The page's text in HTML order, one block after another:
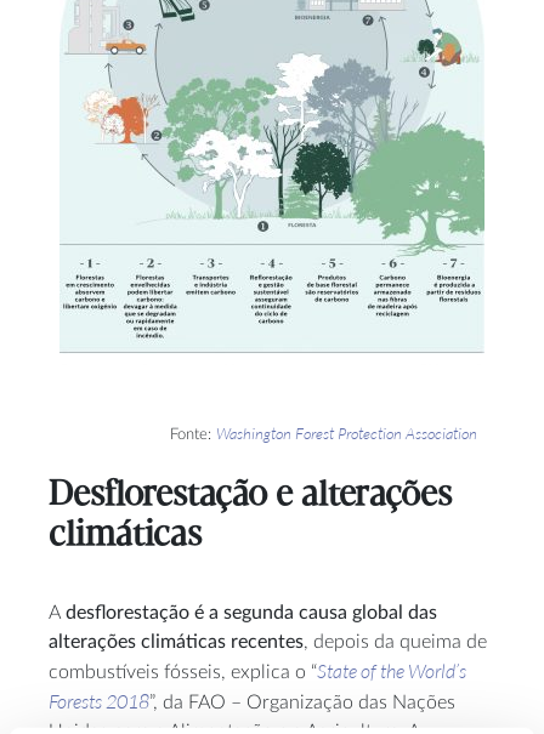
Fonte: Washington Forest Protection Association
Desflorestação e alterações
climáticas
A desflorestação é a segunda causa global das
alterações climáticas recentes, depois da queima de
combustíveis fósseis, explica o “State of the World’s
Forests 2018”, da FAO – Organização das Nações